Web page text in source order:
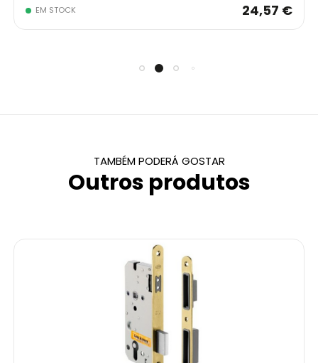
EM STOCK 24,57 €
TAMBÉM PODERÁ GOSTAR
Outros produtos